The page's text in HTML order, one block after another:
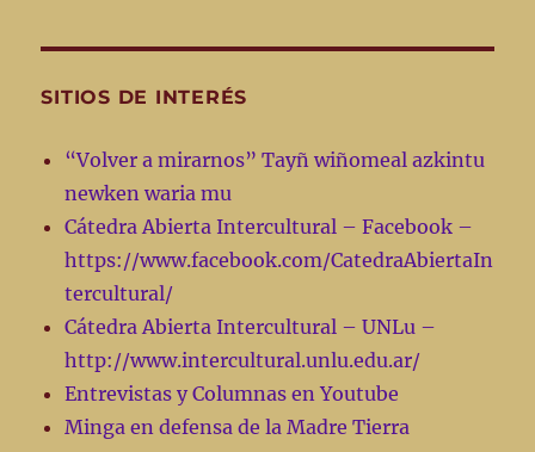
SITIOS DE INTERÉS
“Volver a mirarnos” Tayñ wiñomeal azkintu
newken waria mu
Cátedra Abierta Intercultural – Facebook –
https://www.facebook.com/CatedraAbiertaIn
tercultural/
Cátedra Abierta Intercultural – UNLu –
http://www.intercultural.unlu.edu.ar/
Entrevistas y Columnas en Youtube
Minga en defensa de la Madre Tierra